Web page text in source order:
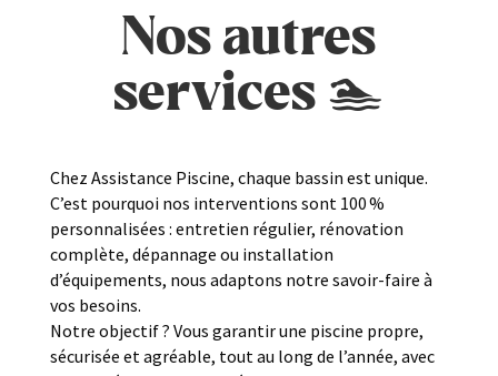
Nos autres
services 🏊​
Chez Assistance Piscine, chaque bassin est unique.
C’est pourquoi nos interventions sont 100 %
personnalisées : entretien régulier, rénovation
complète, dépannage ou installation
d’équipements, nous adaptons notre savoir-faire à
vos besoins.
Notre objectif ? Vous garantir une piscine propre,
sécurisée et agréable, tout au long de l’année, avec